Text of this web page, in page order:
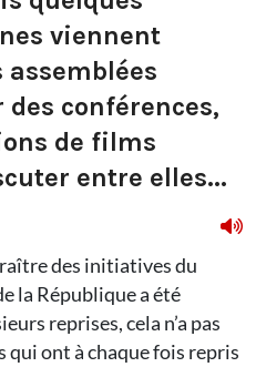
viennent
conférences,
de films
entre elles...
des initiatives du
la République a été
reprises, cela n’a pas
qui ont à chaque fois repris